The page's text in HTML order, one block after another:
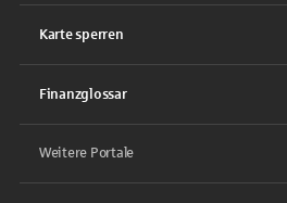
Karte sperren
Finanzglossar
Weitere Portale